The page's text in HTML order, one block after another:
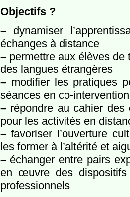
Objectifs ?
–dynamiser
échanges à distance
–permettre aux élèves de
des langues étrangères
–modifier les pratiques
séances en co-
–répondre au cahier des
pour les activités en
–favoriser l’ouverture
les former à l’altérité et
–échanger entre pairs
en œuvre des dispositifs
professionnels